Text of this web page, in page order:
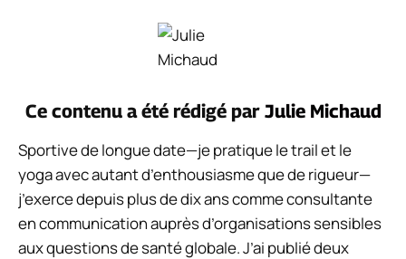
Ce contenu a été rédigé par Julie Michaud
Sportive de longue date—je pratique le trail et le
yoga avec autant d’enthousiasme que de rigueur—
j’exerce depuis plus de dix ans comme consultante
en communication auprès d’organisations sensibles
aux questions de santé globale. J’ai publié deux